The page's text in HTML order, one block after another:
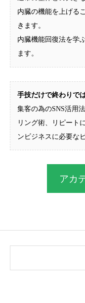
内臓の機能を上げる
きます。
内臓機能回復法を学
ます。
手技だけで終わりで
集客の為のSNS活用
リング術、リピート
ンビジネスに必要な
アカ